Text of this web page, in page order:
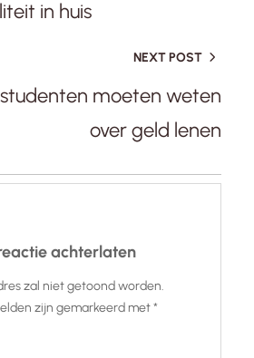
in huis
NEXT POST
moeten weten
over geld lenen
achterlaten
zal niet getoond worden.
zijn gemarkeerd met*